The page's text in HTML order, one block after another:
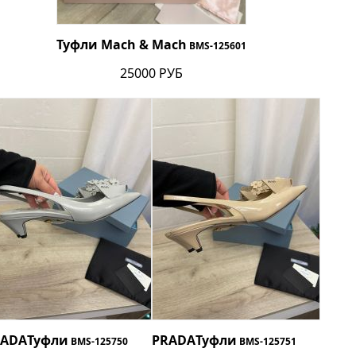
Туфли Mach & Mach BMS-125601
25000 РУБ
Туфли BMS-125750 Туфли
PRADA BMS-125751